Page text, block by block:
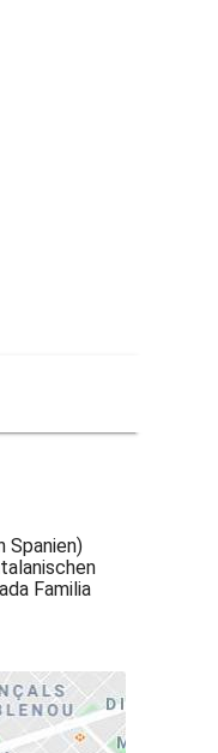
Spanien)
Familia